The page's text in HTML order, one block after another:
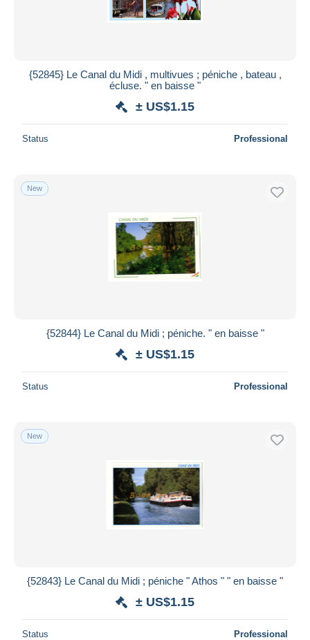
{52845} Le Canal du Midi , multivues ; péniche , bateau ,
écluse. " en baisse "
± US$1.15
Status Professional
New
{52844} Le Canal du Midi ; péniche. " en baisse "
± US$1.15
Status Professional
New
{52843} Le Canal du Midi ; péniche " Athos " " en baisse "
± US$1.15
Status Professional